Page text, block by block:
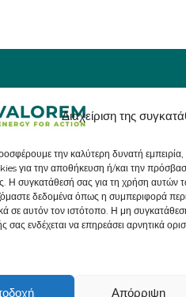
Διαχείριση της
την καλύτερη δυνατή εμπειρία,
για την αποθήκευση ή/και την
Η συγκατάθεσή σας για τη χρήση αυτών
δεδομένα όπως η συμπεριφορά
σε αυτόν τον ιστότοπο. Η μη
σας ενδέχεται να επηρεάσει αρνητικά
Απόρριψη